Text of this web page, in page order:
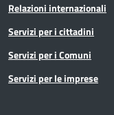
Relazioni internazionali
Servizi per i cittadini
Servizi per i Comuni
Servizi per le imprese